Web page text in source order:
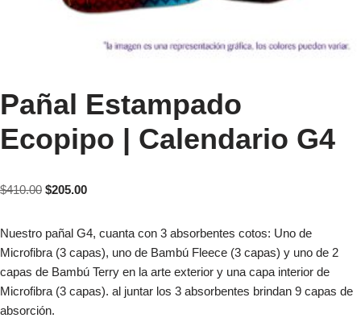
Pañal Estampado
Ecopipo | Calendario G4
$410.00 $205.00
Nuestro pañal G4, cuanta con 3 absorbentes cotos: Uno de
Microfibra (3 capas), uno de Bambú Fleece (3 capas) y uno de 2
capas de Bambú Terry en la arte exterior y una capa interior de
Microfibra (3 capas). al juntar los 3 absorbentes brindan 9 capas de
absorción.